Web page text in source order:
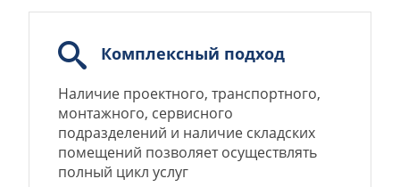
Комплексный подход
Наличие проектного, транспортного,
монтажного, сервисного
подразделений и наличие складских
помещений позволяет осуществлять
полный цикл услуг